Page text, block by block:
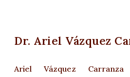
Dr. Ariel Vázquez
Ariel Vázquez